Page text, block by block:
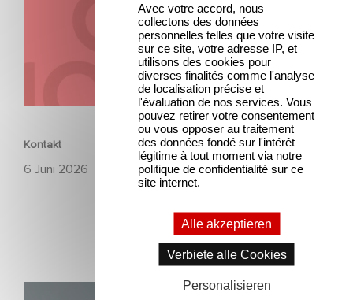
UNTERNEHMERISCH
Kontakt
6 Juni 2026
Unfamiliar ist auf Platz 1 der Netflix Top 10 der nicht-
Avec votre accord, nous
collectons des données
personnelles telles que votre visite
sur ce site, votre adresse IP, et
utilisons des cookies pour
diverses finalités comme l'analyse
de localisation précise et
l'évaluation de nos services. Vous
pouvez retirer votre consentement
ou vous opposer au traitement
des données fondé sur l'intérêt
légitime à tout moment via notre
politique de confidentialité sur ce
site internet.
Alle akzeptieren
Verbiete alle Cookies
Personalisieren